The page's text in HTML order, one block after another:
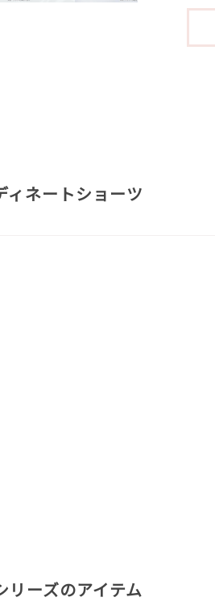
ィネートショーツ
リーズのアイテム